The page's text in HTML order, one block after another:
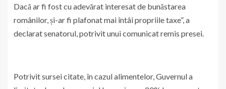
Dacă ar fi fost cu adevărat interesat de bunăstarea
românilor, și-ar fi plafonat mai întâi propriile taxe”, a
declarat senatorul, potrivit unui comunicat remis presei.
Potrivit sursei citate, în cazul alimentelor, Guvernul a